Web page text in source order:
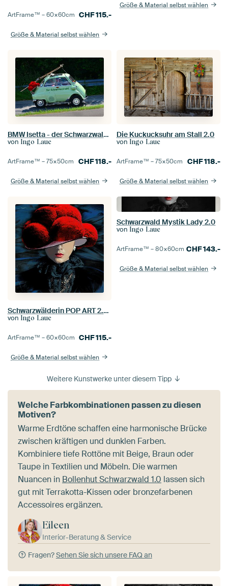
ArtFrame™ –60×60cm CHF115.-
Größe & Material selbst wählen
Größe & Material selbst wählen
BMW Isetta - der Schwarzwald ruft!
von Ingo Laue
ArtFrame™ –75×50cm CHF118.-
Größe & Material selbst wählen
Die Kuckucksuhr am Stall 2.0
von Ingo Laue
ArtFrame™ –75×50cm CHF118.-
Größe & Material selbst wählen
Schwarzwälderin POP ART 2.0 Quadrat
von Ingo Laue
ArtFrame™ –60×60cm CHF115.-
Größe & Material selbst wählen
Schwarzwald Mystik Lady 2.0
von Ingo Laue
ArtFrame™ –80×60cm CHF143.-
Größe & Material selbst wählen
Weitere Kunstwerke unter diesem Tipp
Welche Farbkombinationen passen zu diesen
Motiven?
Warme Erdtöne schaffen eine harmonische Brücke
zwischen kräftigen und dunklen Farben.
Kombiniere tiefe Rottöne mit Beige, Braun oder
Taupe in Textilien und Möbeln. Die warmen
Nuancen in Bollenhut Schwarzwald 1.0 lassen sich
gut mit Terrakotta-Kissen oder bronzefarbenen
Accessoires ergänzen.
Eileen
Interior-Beratung & Service
Fragen?Sehen Sie sich unsere FAQ an